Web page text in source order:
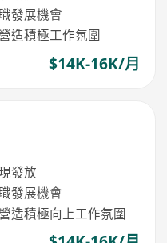
發展機會
造積極工作氛圍
$14K-16K/月
發放
發展機會
造積極向上工作氛圍